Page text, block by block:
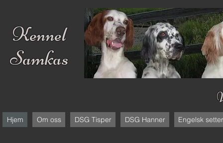
Kennel
Samkas
Hjem Om oss DSG Tisper DSG Hanner Engelsk setter